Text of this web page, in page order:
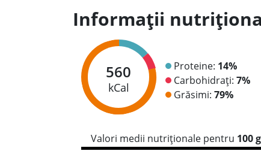
Informații
560
kCal
Proteine: 14%
Carbohidrați: 7%
Grăsimi: 79%
Valori medii nutriționale pentru 100 g